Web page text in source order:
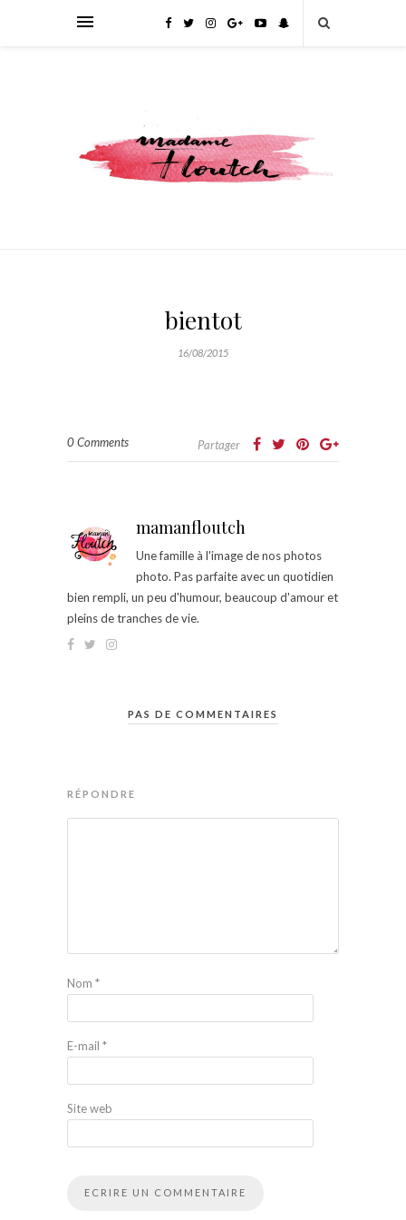
bientot
16/08/2015
0 Comments Partager
mamanfloutch
Une famille à l'image de nos photos
photo. Pas parfaite avec un quotidien
bien rempli, un peu d'humour, beaucoup d'amour et
pleins de tranches de vie.
PAS DE COMMENTAIRES
RÉPONDRE
Nom *
E-mail *
Site web